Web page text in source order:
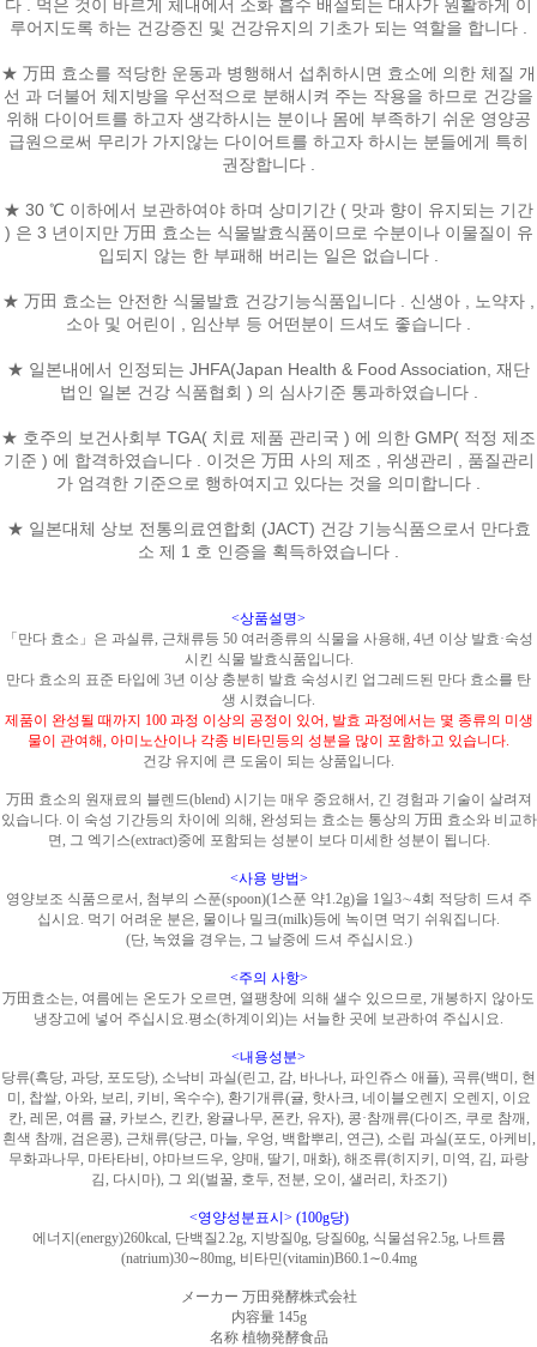
다 . 먹은 것이 바르게 체내에서 소화 흡수 배설되는 대사가 원활하게 이
루어지도록 하는 건강증진 및 건강유지의 기초가 되는 역할을 합니다 .
★ 万田 효소를 적당한 운동과 병행해서 섭취하시면 효소에 의한 체질 개
선 과 더불어 체지방을 우선적으로 분해시켜 주는 작용을 하므로 건강을
위해 다이어트를 하고자 생각하시는 분이나 몸에 부족하기 쉬운 영양공
급원으로써 무리가 가지않는 다이어트를 하고자 하시는 분들에게 특히
권장합니다 .
★ 30 ℃ 이하에서 보관하여야 하며 상미기간 ( 맛과 향이 유지되는 기간
) 은 3 년이지만 万田 효소는 식물발효식품이므로 수분이나 이물질이 유
입되지 않는 한 부패해 버리는 일은 없습니다 .
★ 万田 효소는 안전한 식물발효 건강기능식품입니다 . 신생아 , 노약자 ,
소아 및 어린이 , 임산부 등 어떤분이 드셔도 좋습니다 .
★ 일본내에서 인정되는 JHFA(Japan Health & Food Association, 재단
법인 일본 건강 식품협회 ) 의 심사기준 통과하였습니다 .
★ 호주의 보건사회부 TGA( 치료 제품 관리국 ) 에 의한 GMP( 적정 제조
기준 ) 에 합격하였습니다 . 이것은 万田 사의 제조 , 위생관리 , 품질관리
가 엄격한 기준으로 행하여지고 있다는 것을 의미합니다 .
★ 일본대체 상보 전통의료연합회 (JACT) 건강 기능식품으로서 만다효
소 제 1 호 인증을 획득하였습니다 .
<상품설명>
「만다 효소」은 과실류, 근채류등 50 여러종류의 식물을 사용해, 4년 이상 발효·숙성
시킨 식물 발효식품입니다.
만다 효소의 표준 타입에 3년 이상 충분히 발효 숙성시킨 업그레드된 만다 효소를 탄
생 시켰습니다.
제품이 완성될 때까지 100 과정 이상의 공정이 있어, 발효 과정에서는 몇 종류의 미생
물이 관여해, 아미노산이나 각종 비타민등의 성분을 많이 포함하고 있습니다.
건강 유지에 큰 도움이 되는 상품입니다.
万田 효소의 원재료의 블렌드(blend) 시기는 매우 중요해서, 긴 경험과 기술이 살려져
있습니다. 이 숙성 기간등의 차이에 의해, 완성되는 효소는 통상의 万田 효소와 비교하
면, 그 엑기스(extract)중에 포함되는 성분이 보다 미세한 성분이 됩니다.
<사용 방법>
영양보조 식품으로서, 첨부의 스푼(spoon)(1스푼 약1.2g)을 1일3∼4회 적당히 드셔 주
십시요. 먹기 어려운 분은, 물이나 밀크(milk)등에 녹이면 먹기 쉬워집니다.
(단, 녹였을 경우는, 그 날중에 드셔 주십시요.)
<주의 사항>
万田효소는, 여름에는 온도가 오르면, 열팽창에 의해 샐수 있으므로, 개봉하지 않아도
냉장고에 넣어 주십시요.평소(하계이외)는 서늘한 곳에 보관하여 주십시요.
<내용성분>
당류(흑당, 과당, 포도당), 소낙비 과실(린고, 감, 바나나, 파인쥬스 애플), 곡류(백미, 현
미, 찹쌀, 아와, 보리, 키비, 옥수수), 환기개류(귤, 핫사크, 네이블오렌지 오렌지, 이요
칸, 레몬, 여름 귤, 카보스, 킨칸, 왕귤나무, 폰칸, 유자), 콩·참깨류(다이즈, 쿠로 참깨,
흰색 참깨, 검은콩), 근채류(당근, 마늘, 우엉, 백합뿌리, 연근), 소립 과실(포도, 아케비,
무화과나무, 마타타비, 야마브드우, 양매, 딸기, 매화), 해조류(히지키, 미역, 김, 파랑
김, 다시마), 그 외(벌꿀, 호두, 전분, 오이, 샐러리, 차조기)
<영양성분표시> (100g당)
에너지(energy)260kcal, 단백질2.2g, 지방질0g, 당질60g, 식물섬유2.5g, 나트륨
(natrium)30∼80mg, 비타민(vitamin)B60.1∼0.4mg
メーカー 万田発酵株式会社
内容量 145g
名称 植物発酵食品